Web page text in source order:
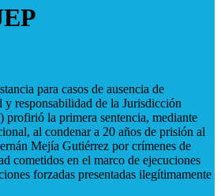
para casos de ausencia de
y responsabilidad de la Jurisdicción
profirió la primera sentencia, mediante
al condenar a 20 años de prisión al
Mejía Gutiérrez por crímenes de
cometidos en el marco de ejecuciones
forzadas presentadas ilegítimamente